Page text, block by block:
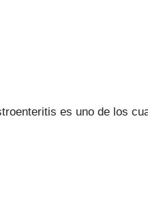
es uno de los